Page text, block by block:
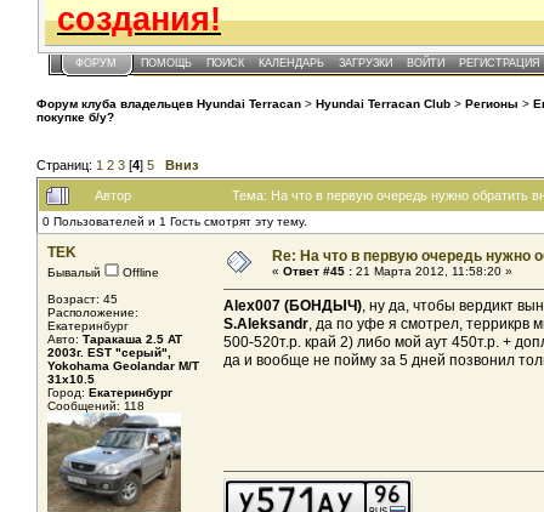
создания!
ФОРУМ ПОМОЩЬ ПОИСК КАЛЕНДАРЬ ЗАГРУЗКИ ВОЙТИ РЕГИСТРАЦИЯ
Форум клуба владельцев Hyundai Terracan > Hyundai Terracan Club > Регионы >
покупке б/у?
Страниц: 1 2 3 [4] 5 Вниз
Автор Тема: На что в первую очередь нужно обратить
0 Пользователей и 1 Гость смотрят эту тему.
TEK
Бывалый
Offline
Возраст: 45
Расположение:
Екатеринбург
Авто: Таракаша 2.5 AT
2003г. EST "серый",
Yokohama Geolandar M/T
31x10.5
Город: Екатеринбург
Сообщений: 118
Re: На что в первую очередь нужно
« Ответ #45 : 21 Марта 2012, 11:58:20 »
Alex007 (БОНДЫЧ), ну да, чтобы вердикт
S.Aleksandr, да по уфе я смотрел, террикрв
500-520т.р. край 2) либо мой аут 450т.р. +
да и вообще не пойму за 5 дней позвонил